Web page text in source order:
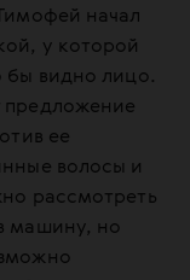
начал
у которой
бы видно лицо.
предложение
ее
волосы и
рассмотреть
машину, но